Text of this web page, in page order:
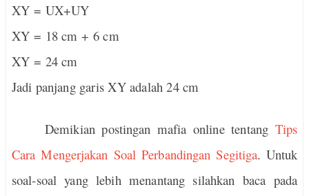
XY = UX+UY
XY = 18 cm + 6 cm
XY = 24 cm
Jadi panjang garis XY adalah 24 cm
Demikian postingan mafia online tentang Tips
Cara Mengerjakan Soal Perbandingan Segitiga. Untuk
soal-soal yang lebih menantang silahkan baca pada